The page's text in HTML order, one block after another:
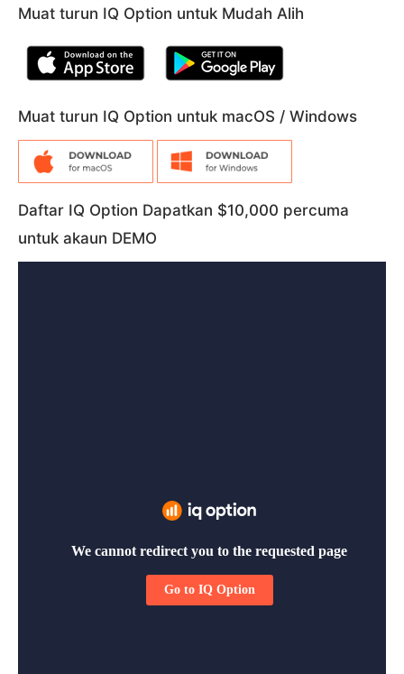
Muat turun IQ Option untuk Mudah Alih
Muat turun IQ Option untuk macOS / Windows
Daftar IQ Option Dapatkan $10,000 percuma
untuk akaun DEMO